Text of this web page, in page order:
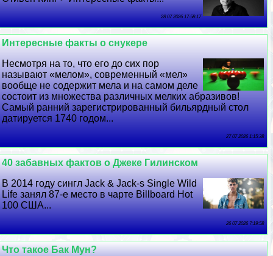
28 07 2026 17:58:17
Интересные факты о снукере
Несмотря на то, что его до сих пор
называют «мелом», современный «мел»
вообще не содержит мела и на самом деле
состоит из множества различных мелких абразивов!
Самый ранний зарегистрированный бильярдный стол
датируется 1740 годом...
27 07 2026 1:15:38
40 забавных фактов о Джеке Гилинском
В 2014 году сингл Jack & Jack-s Single Wild
Life занял 87-е место в чарте Billboard Hot
100 США...
26 07 2026 7:19:58
Что такое Бак Мун?